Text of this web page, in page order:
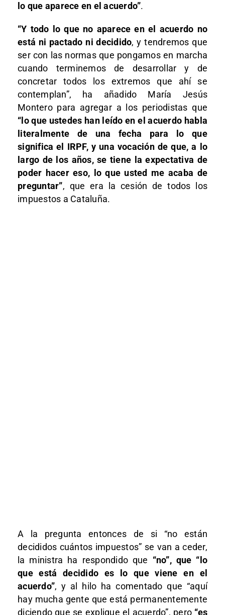
lo que aparece en el acuerdo”.
“Y todo lo que no aparece en el acuerdo no
está ni pactado ni decidido, y tendremos que
ser con las normas que pongamos en marcha
cuando terminemos de desarrollar y de
concretar todos los extremos que ahí se
contemplan”, ha añadido María Jesús
Montero para agregar a los periodistas que
“lo que ustedes han leído en el acuerdo habla
literalmente de una fecha para lo que
significa el IRPF, y una vocación de que, a lo
largo de los años, se tiene la expectativa de
poder hacer eso, lo que usted me acaba de
preguntar”, que era la cesión de todos los
impuestos a Cataluña.
A la pregunta entonces de si “no están
decididos cuántos impuestos” se van a ceder,
la ministra ha respondido que “no”, que “lo
que está decidido es lo que viene en el
acuerdo”, y al hilo ha comentado que “aquí
hay mucha gente que está permanentemente
diciendo que se explique el acuerdo”, pero “es